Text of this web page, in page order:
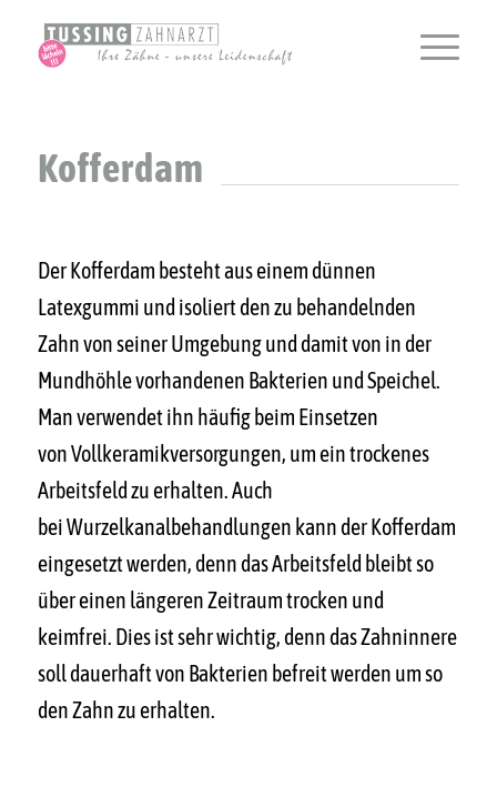
Kofferdam
Der Kofferdam besteht aus einem dünnen
Latexgummi und isoliert den zu behandelnden
Zahn von seiner Umgebung und damit von in der
Mundhöhle vorhandenen Bakterien und Speichel.
Man verwendet ihn häufig beim Einsetzen
von Vollkeramikversorgungen, um ein trockenes
Arbeitsfeld zu erhalten. Auch
bei Wurzelkanalbehandlungen kann der Kofferdam
eingesetzt werden, denn das Arbeitsfeld bleibt so
über einen längeren Zeitraum trocken und
keimfrei. Dies ist sehr wichtig, denn das Zahninnere
soll dauerhaft von Bakterien befreit werden um so
den Zahn zu erhalten.